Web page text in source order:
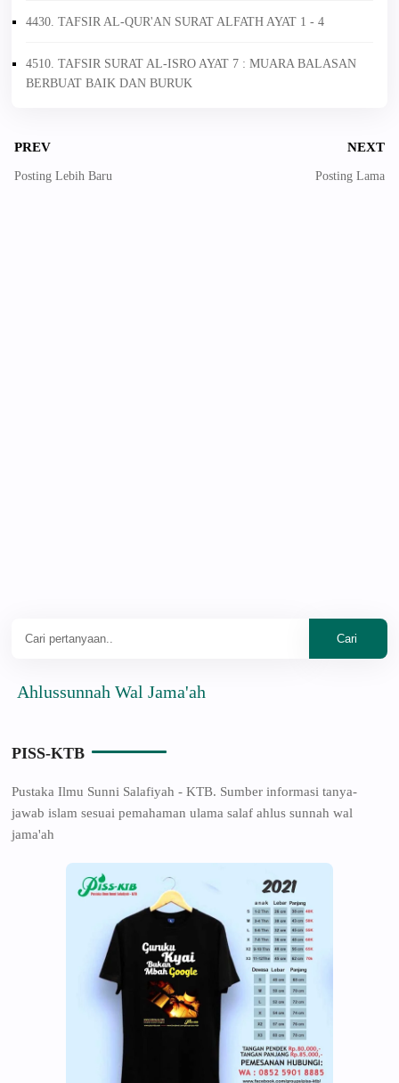
4430. TAFSIR AL-QUR'AN SURAT ALFATH AYAT 1 - 4
4510. TAFSIR SURAT AL-ISRO AYAT 7 : MUARA BALASAN
BERBUAT BAIK DAN BURUK
PREV
Posting Lebih Baru
NEXT
Posting Lama
Wal Jama'ah
PISS-KTB
Pustaka Ilmu Sunni Salafiyah - KTB. Sumber informasi tanya-
jawab islam sesuai pemahaman ulama salaf ahlus sunnah wal
jama'ah